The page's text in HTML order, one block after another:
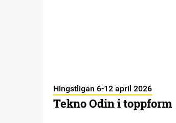
Hingstligan 6-12 april 2026
Tekno Odin i toppform